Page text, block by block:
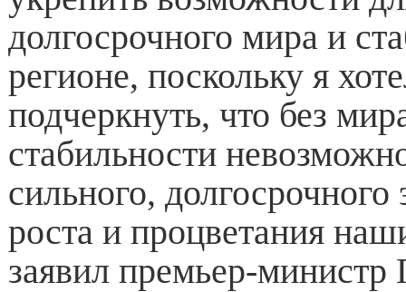
долгосрочного мира и
регионе, поскольку я
подчеркнуть, что без
стабильности
сильного, долгосрочного
роста и процветания
заявил премьер-министр